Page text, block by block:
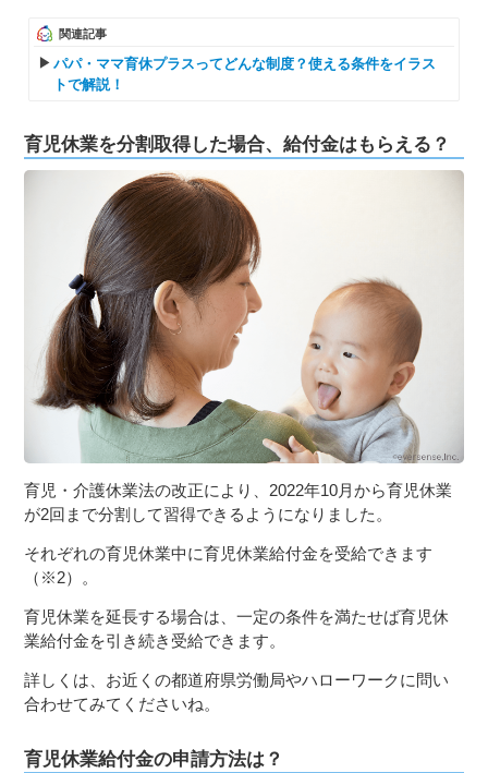
関連記事
パパ・ママ育休プラスってどんな制度？使える条件をイラス
トで解説！
育児休業を分割取得した場合、給付金はもらえる？
育児・介護休業法の改正により、2022年10月から育児休業
が2回まで分割して習得できるようになりました。
それぞれの育児休業中に育児休業給付金を受給できます
（※2）。
育児休業を延長する場合は、一定の条件を満たせば育児休
業給付金を引き続き受給できます。
詳しくは、お近くの都道府県労働局やハローワークに問い
合わせてみてくださいね。
育児休業給付金の申請方法は？